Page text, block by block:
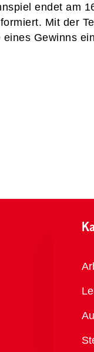
endet am
Mit der
Gewinns